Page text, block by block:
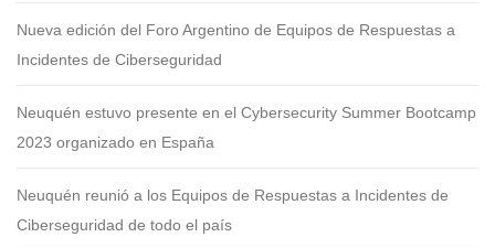
Nueva edición del Foro Argentino de Equipos de Respuestas a
Incidentes de Ciberseguridad
Neuquén estuvo presente en el Cybersecurity Summer Bootcamp
2023 organizado en España
Neuquén reunió a los Equipos de Respuestas a Incidentes de
Ciberseguridad de todo el país